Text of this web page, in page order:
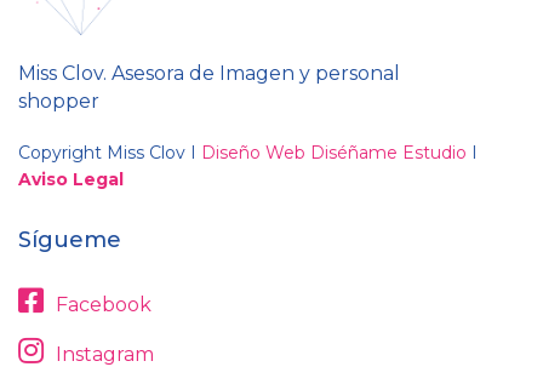
Miss Clov. Asesora de Imagen y personal
shopper
Copyright Miss Clov I Diseño Web Diséñame Estudio I
Aviso Legal
Sígueme
Facebook
Instagram